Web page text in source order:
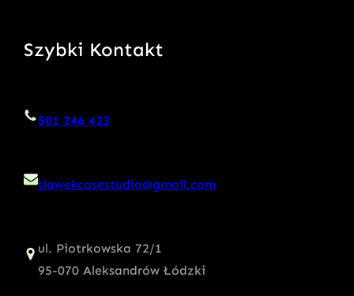
Szybki Kontakt
501 246 423
slawekcasestudio@gmail.com
ul. Piotrkowska 72/1
95-070 Aleksandrów Łódzki